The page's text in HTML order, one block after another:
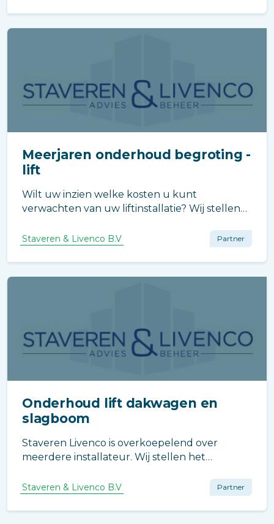
Meerjaren onderhoud begroting -
lift
Wilt uw inzien welke kosten u kunt
verwachten van uw liftinstallatie? Wij stellen
onderdelen worden gerapporteerd. Op deze
kostenoverzicht betreffende uw installatie.
Staveren & Livenco B.V Partner
Onderhoud lift dakwagen en
slagboom
Staveren Livenco is overkoepelend over
meerdere installateur. Wij stellen het
onderhouden en waarvan wij garant staan dat
ze het type installatie goed onderhouden. Al
uw installaties onder één vlag.
Staveren & Livenco B.V Partner